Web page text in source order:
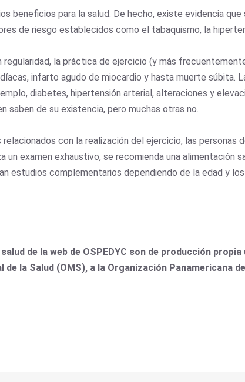
beneficios para la salud. De hecho, existe evidencia
de riesgo establecidos como el tabaquismo, la
la práctica de ejercicio (y más
infarto agudo de miocardio y hasta muerte súbita.
diabetes, hipertensión arterial, alteraciones y
saben de su existencia, pero muchas otras no.
con la realización del ejercicio, las personas
examen exhaustivo, se recomienda una alimentación
estudios complementarios dependiendo de la edad y
de la web de OSPEDYC son de producción
la Salud (OMS), a la Organización Panamericana